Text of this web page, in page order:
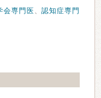
会専門医 、認知症専門